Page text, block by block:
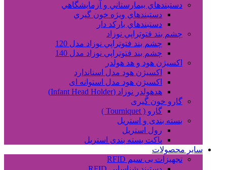
دستبندهاي بيمارستاني و آزمايشگاهي
دستبندهاي ويژه خون گيري
دستبندهاي بارکد دار
چشم بند فتوتراپي نوزاد
چشم بند فتوتراپي نوزاد مدل 120
چشم بند فتوتراپي نوزاد مدل 140
اکسیژن هود و هد هولدر
اکسیژن هود مدل استاندارد
اکسیژن هود مدل استوانه ای
هدهولدر نوزاد (Infant Head Holder)
گارو خون گیری
گارو ( Tourniquet )
بسته بندی و استریل
رول استریل
پاکت بسته بندی استریل
سایر محصولات
تجهیزات بی سیم RFID